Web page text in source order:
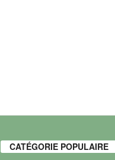
CATÉGORIE POPULAIRE